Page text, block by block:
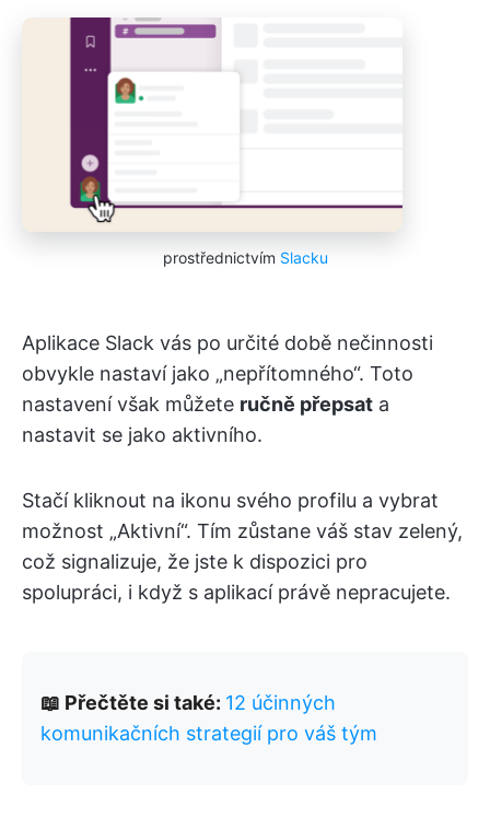
prostřednictvím Slacku
Aplikace Slack vás po určité době nečinnosti
obvykle nastaví jako „nepřítomného“. Toto
nastavení však můžete ručně přepsat a
nastavit se jako aktivního.
Stačí kliknout na ikonu svého profilu a vybrat
možnost „Aktivní“. Tím zůstane váš stav zelený,
což signalizuje, že jste k dispozici pro
spolupráci, i když s aplikací právě nepracujete. ​
📖 Přečtěte si také: 12 účinných
komunikačních strategií pro váš tým